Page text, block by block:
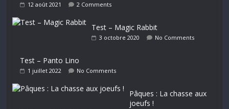
12 août 2021 2 Comments
Test – Magic Rabbit
3 octobre 2020 No Comments
Test – Panto Lino
1 juillet 2022 No Comments
Pâques : La chasse aux
joeufs !